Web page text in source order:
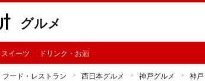
グルメ
スイーツ ドリンク・お酒
フード・レストラン 西日本グルメ 神戸グルメ 神